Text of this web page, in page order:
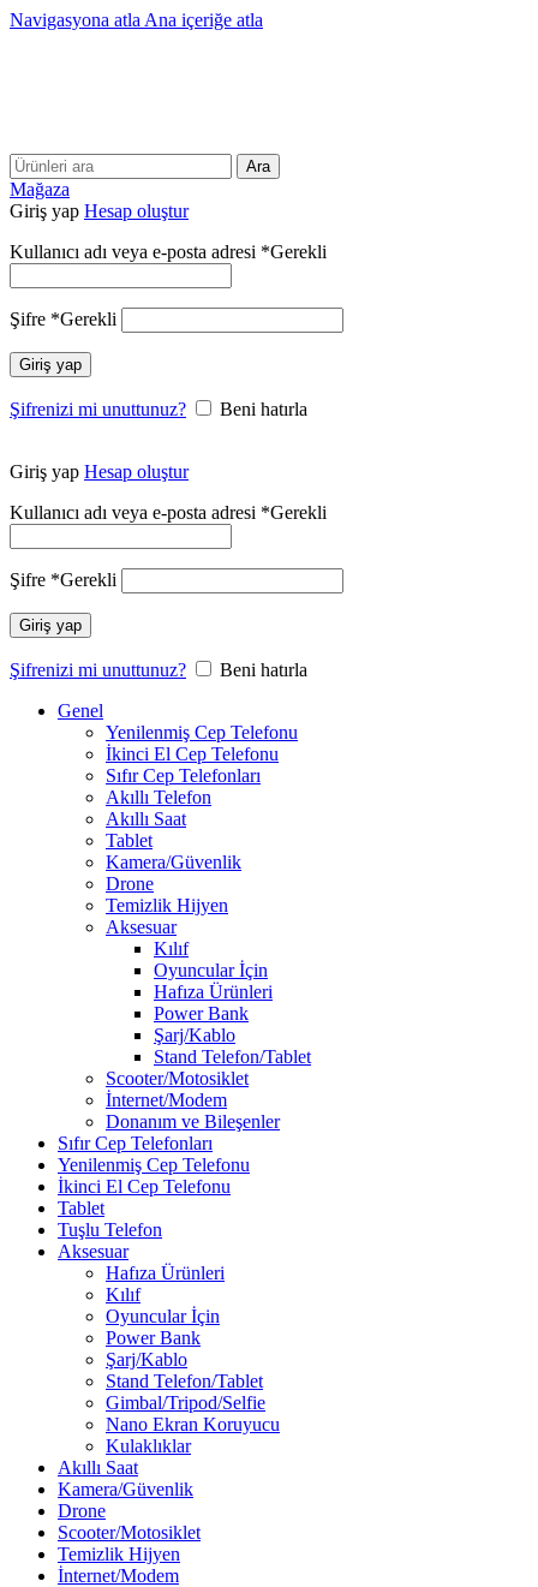
Navigasyona atla Ana içeriğe atla
Ara
Mağaza
Giriş yap Hesap oluştur
Kullanıcı adı veya e-posta adresi *Gerekli
Şifre *Gerekli
Giriş yap
Şifrenizi mi unuttunuz? Beni hatırla
Giriş yap Hesap oluştur
Kullanıcı adı veya e-posta adresi *Gerekli
Şifre *Gerekli
Giriş yap
Şifrenizi mi unuttunuz?
Beni hatırla
Genel
Yenilenmiş Cep Telefonu
İkinci El Cep Telefonu
Sıfır Cep Telefonları
Akıllı Telefon
Akıllı Saat
Tablet
Kamera/Güvenlik
Drone
Temizlik Hijyen
Aksesuar
Kılıf
Oyuncular İçin
Hafıza Ürünleri
Power Bank
Şarj/Kablo
Stand Telefon/Tablet
Scooter/Motosiklet
İnternet/Modem
Donanım ve Bileşenler
Sıfır Cep Telefonları
Yenilenmiş Cep Telefonu
İkinci El Cep Telefonu
Tablet
Tuşlu Telefon
Aksesuar
Hafıza Ürünleri
Kılıf
Oyuncular İçin
Power Bank
Şarj/Kablo
Stand Telefon/Tablet
Gimbal/Tripod/Selfie
Nano Ekran Koruyucu
Kulaklıklar
Akıllı Saat
Kamera/Güvenlik
Drone
Scooter/Motosiklet
Temizlik Hijyen
İnternet/Modem